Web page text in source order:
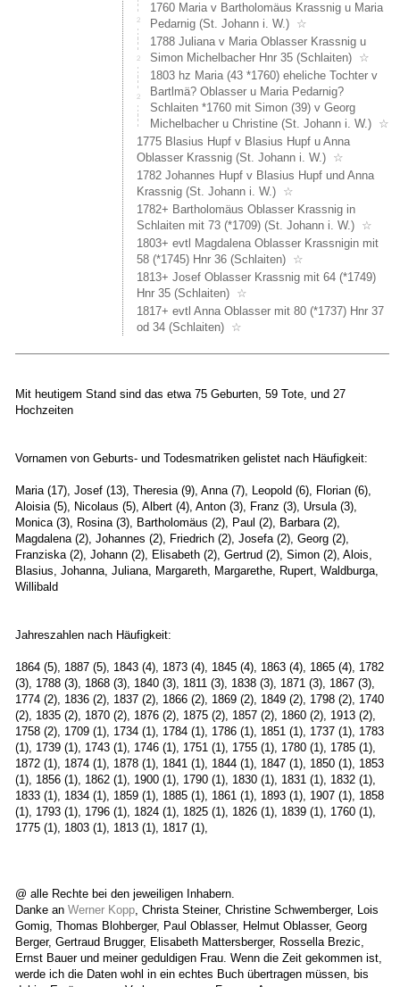
1760 Maria v Bartholomäus Krassnig u Maria
Pedarnig (St. Johann i. W.)
☆
1788 Juliana v Maria Oblasser Krassnig u
Simon Michelbacher Hnr 35 (Schlaiten)
☆
1803 hz Maria (43 *1760) eheliche Tochter v
Bartlmä? Oblasser u Maria Pedarnig?
Schlaiten *1760 mit Simon (39) v Georg
Michelbacher u Christine (St. Johann i. W.)
☆
1775 Blasius Hupf v Blasius Hupf u Anna
Oblasser Krassnig (St. Johann i. W.)
☆
1782 Johannes Hupf v Blasius Hupf und Anna
Krassnig (St. Johann i. W.)
☆
1782+ Bartholomäus Oblasser Krassnig in
Schlaiten mit 73 (*1709) (St. Johann i. W.)
☆
1803+ evtl Magdalena Oblasser Krassnigin mit
58 (*1745) Hnr 36 (Schlaiten)
☆
1813+ Josef Oblasser Krassnig mit 64 (*1749)
Hnr 35 (Schlaiten)
☆
1817+ evtl Anna Oblasser mit 80 (*1737) Hnr 37
od 34 (Schlaiten)
☆
Mit heutigem Stand sind das etwa 75 Geburten, 59 Tote, und 27
Hochzeiten
Vornamen von Geburts- und Todesmatriken gelistet nach Häufigkeit:
Maria (17), Josef (13), Theresia (9), Anna (7), Leopold (6), Florian (6),
Aloisia (5), Nicolaus (5), Albert (4), Anton (3), Franz (3), Ursula (3),
Monica (3), Rosina (3), Bartholomäus (2), Paul (2), Barbara (2),
Magdalena (2), Johannes (2), Friedrich (2), Josefa (2), Georg (2),
Franziska (2), Johann (2), Elisabeth (2), Gertrud (2), Simon (2), Alois,
Blasius, Johanna, Juliana, Margareth, Margarethe, Rupert, Waldburga,
Willibald
Jahreszahlen nach Häufigkeit:
1864 (5), 1887 (5), 1843 (4), 1873 (4), 1845 (4), 1863 (4), 1865 (4), 1782
(3), 1788 (3), 1868 (3), 1840 (3), 1811 (3), 1838 (3), 1871 (3), 1867 (3),
1774 (2), 1836 (2), 1837 (2), 1866 (2), 1869 (2), 1849 (2), 1798 (2), 1740
(2), 1835 (2), 1870 (2), 1876 (2), 1875 (2), 1857 (2), 1860 (2), 1913 (2),
1758 (2), 1709 (1), 1734 (1), 1784 (1), 1786 (1), 1851 (1), 1737 (1), 1783
(1), 1739 (1), 1743 (1), 1746 (1), 1751 (1), 1755 (1), 1780 (1), 1785 (1),
1872 (1), 1874 (1), 1878 (1), 1841 (1), 1844 (1), 1847 (1), 1850 (1), 1853
(1), 1856 (1), 1862 (1), 1900 (1), 1790 (1), 1830 (1), 1831 (1), 1832 (1),
1833 (1), 1834 (1), 1859 (1), 1885 (1), 1861 (1), 1893 (1), 1907 (1), 1858
(1), 1793 (1), 1796 (1), 1824 (1), 1825 (1), 1826 (1), 1839 (1), 1760 (1),
1775 (1), 1803 (1), 1813 (1), 1817 (1),
@ alle Rechte bei den jeweiligen Inhabern.
Danke an Werner Kopp, Christa Steiner, Christine Schwemberger, Lois
Gomig, Thomas Blohberger, Paul Oblasser, Helmut Oblasser, Georg
Berger, Gertraud Brugger, Elisabeth Mattersberger, Rossella Brezic,
Ernst Bauer und meiner geduldigen Frau. Wenn die Zeit gekommen ist,
werde ich die Daten wohl in ein echtes Buch übertragen müssen, bis